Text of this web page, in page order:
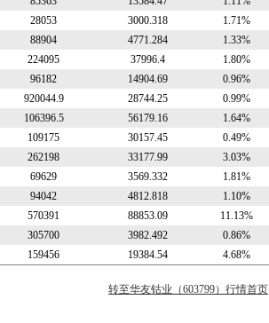
28053 3000.318
1.71%
88904 4771.284
1.33%
224095 37996.4
1.80%
96182 14904.69
0.96%
920044.9 28744.25
0.99%
106396.5 56179.16
1.64%
109175 30157.45
0.49%
262198 33177.99
3.03%
69629 3569.332
1.81%
94042 4812.818
1.10%
570391 88853.09
11.13%
305700 3982.492
0.86%
159456 19384.54 4.68%
转至华友钴业（603799）行情首页